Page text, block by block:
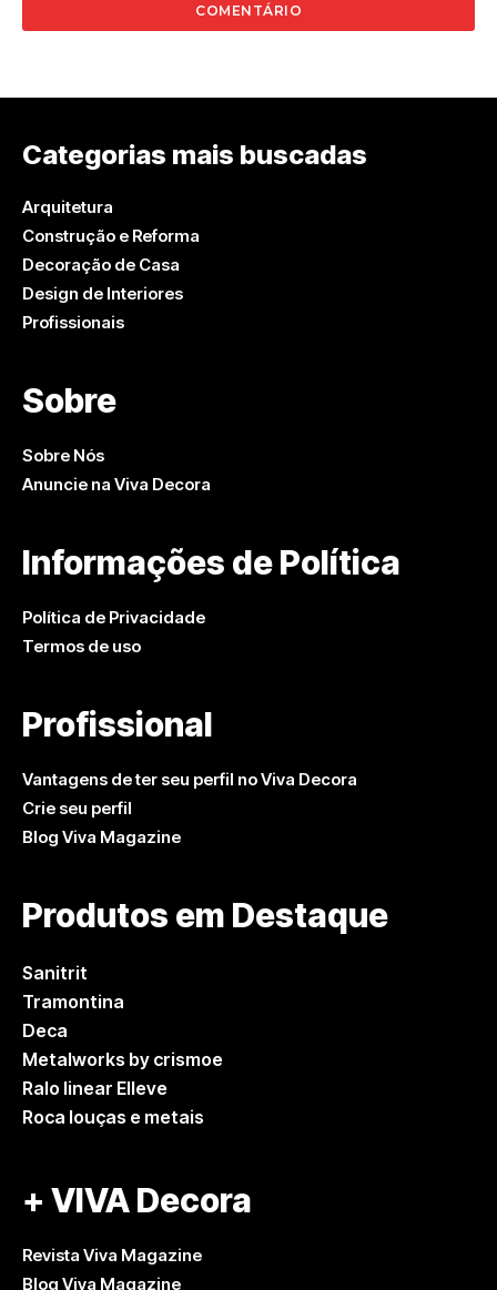
Categorias mais buscadas
Arquitetura
Construção e Reforma
Decoração de Casa
Design de Interiores
Profissionais
Sobre
Sobre Nós
Anuncie na Viva Decora
Informações de Política
Política de Privacidade
Termos de uso
Profissional
Vantagens de ter seu perfil no Viva Decora
Crie seu perfil
Blog Viva Magazine
Produtos em Destaque
Sanitrit
Tramontina
Deca
Metalworks by crismoe
Ralo linear Elleve
Roca louças e metais
+ VIVA Decora
Revista Viva Magazine
Blog Viva Magazine